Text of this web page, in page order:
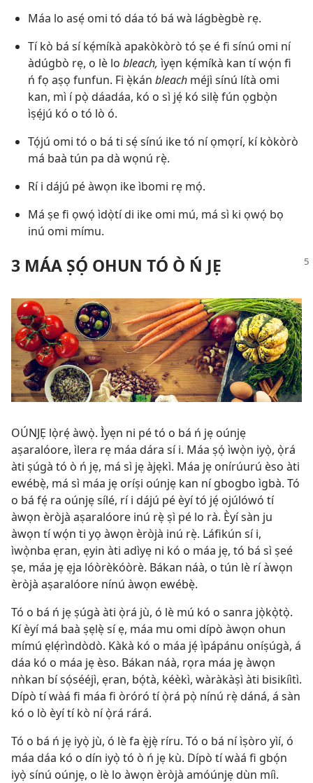
Máa lo asẹ́ omi tó dáa tó bá wà lágbègbè rẹ.
Tí kò bá sí kẹ́míkà apakòkòrò tó ṣe é fi sínú omi ní
àdúgbò rẹ, o lè lo bleach, ìyẹn kẹ́míkà kan tí wọ́n fi
ń fọ aṣọ funfun. Fi ẹ̀kán bleach méjì sínú lítà omi
kan, mì í pọ̀ dáadáa, kó o sì jẹ́ kó silẹ̀ fún ọgbọ̀n
ìṣẹ́jú kó o tó lò ó.
Tọ́jú omi tó o bá ti sẹ́ sínú ike tó ní ọmọrí, kí kòkòrò
má baà tún pa dà wọnú rẹ̀.
Rí i dájú pé àwọn ike ìbomi rẹ mọ́.
Má ṣe fi ọwọ́ ìdọ̀tí di ike omi mú, má sì ki ọwọ́ bọ
inú omi mímu.
3 MÁA ṢỌ́ OHUN TÓ Ò Ń JẸ
OÚNJẸ lọ̀rẹ́ àwọ̀. Ìyẹn ni pé tó o bá ń jẹ oúnjẹ
aṣaralóore, ìlera rẹ máa dára sí i. Máa ṣọ́ ìwọ̀n iyọ̀, ọ̀rá
àti ṣúgà tó ò ń jẹ, má sì jẹ àjẹkì. Máa jẹ onírúurú èso àti
ewébẹ̀, má sì máa jẹ oríṣi oúnjẹ kan ní gbogbo ìgbà. Tó
o bá fẹ́ ra oúnjẹ sílé, rí i dájú pé èyí tó jẹ́ ojúlówó tí
àwọn èròjà aṣaralóore inú rẹ̀ ṣì pé lo rà. Èyí sàn ju
àwọn tí wọ́n ti yọ àwọn èròjà inú rẹ̀. Láfikún sí i,
ìwọ̀nba ẹran, ẹyin àti adìyẹ ni kó o máa jẹ, tó bá sì ṣeé
ṣe, máa jẹ ẹja lóòrèkóòrè. Bákan náà, o tún lè rí àwọn
èròjà aṣaralóore nínú àwọn ewébẹ̀.
Tó o bá ń jẹ ṣúgà àti ọ̀rá jù, ó lè mú kó o sanra jọ̀kọ̀tọ̀.
Kí èyí má baà ṣẹlẹ̀ sí ẹ, máa mu omi dípò àwọn ohun
mímú ẹlẹ́rìndòdò. Kàkà kó o máa jẹ́ ìpápánu oníṣúgà, á
dáa kó o máa jẹ èso. Bákan náà, rọra máa jẹ àwọn
nǹkan bí sọ́sééjì, ẹran, bọ́tà, kéèkì, wàràkàṣì àti bisikíìtì.
Dípò tí wàá fi máa fi òróró tí ọ̀rá pọ̀ nínú rẹ̀ dáná, á sàn
kó o lò èyí tí kò ní ọ̀rá rárá.
Tó o bá ń jẹ iyọ̀ jù, ó lè fa ẹ̀jẹ̀ ríru. Tó o bá ní ìṣòro yìí, ó
máa dáa kó o dín iyọ̀ tó ò ń jẹ kù. Dípò tí wàá fi gbọ́n
iyọ̀ sínú oúnjẹ, o lè lo àwọn èròjà amóúnjẹ dùn míì.